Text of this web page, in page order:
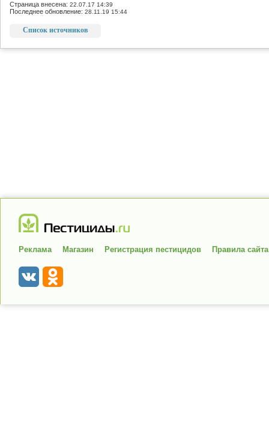
Страница внесена: 22.07.17 14:39
Последнее обновление: 28.11.19 15:44
Список источников
Реклама Магазин Регистрация пестицидов Правила сайта